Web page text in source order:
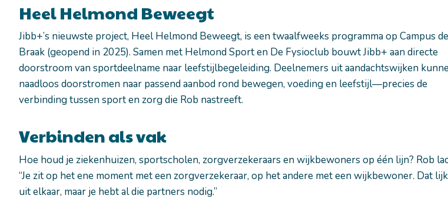
Heel Helmond Beweegt
Jibb+’s nieuwste project, Heel Helmond Beweegt, is een twaalfweeks programma op Campus de
Braak (geopend in 2025). Samen met Helmond Sport en De Fysioclub bouwt Jibb+ aan directe
doorstroom van sportdeelname naar leefstijlbegeleiding. Deelnemers uit aandachtswijken
naadloos doorstromen naar passend aanbod rond bewegen, voeding en leefstijl—precies de
verbinding tussen sport en zorg die Rob nastreeft.
Verbinden als vak
Hoe houd je ziekenhuizen, sportscholen, zorgverzekeraars en wijkbewoners op één lijn? Rob
“Je zit op het ene moment met een zorgverzekeraar, op het andere met een wijkbewoner. Dat
uit elkaar, maar je hebt al die partners nodig.”